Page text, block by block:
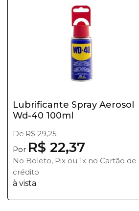
Lubrificante Spray Aerosol
Wd-40 100ml
De R$ 29,25
Por R$ 22,37
No Boleto, Pix ou 1x no Cartão de
crédito
à vista